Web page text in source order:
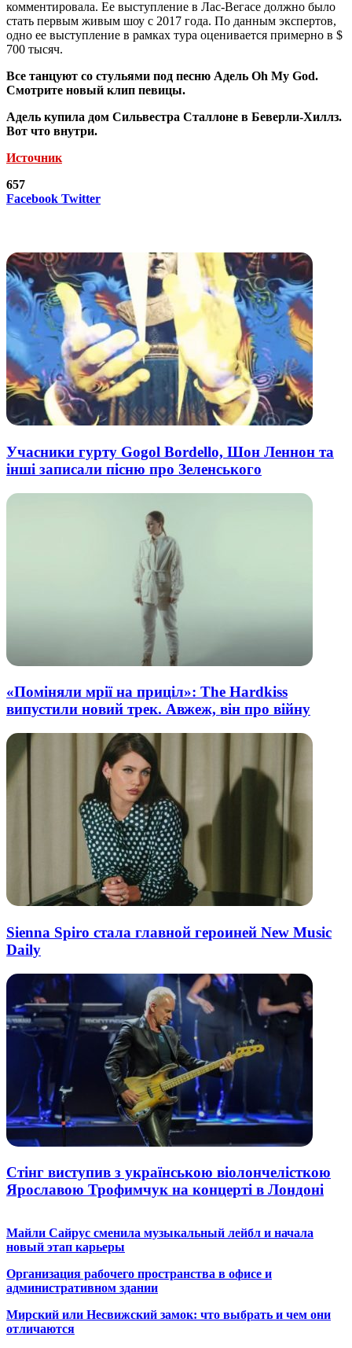
комментировала. Ее выступление в Лас-Вегасе должно было
стать первым живым шоу с 2017 года. По данным экспертов,
одно ее выступление в рамках тура оценивается примерно в $
700 тысяч.
Все танцуют со стульями под песню Адель Oh My God.
Смотрите новый клип певицы.
Адель купила дом Сильвестра Сталлоне в Беверли-Хиллз.
Вот что внутри.
Источник
657
Facebook TwitterLinkedIn
Tumblr
Reddit
Вконтакте
Одноклассники
Skype
Messenger
Messenger
WhatsApp
Telegram
Viber
Line
Поделиться
Печатать
Учасники гурту Gogol Bordello, Шон Леннон та
інші записали пісню про Зеленського
«Поміняли мрії на приціл»: The Hardkiss
випустили новий трек. Авжеж, він про війну
Sienna Spiro стала главной героиней New Music
Daily
Стінг виступив з українською віолончелісткою
Ярославою Трофимчук на концерті в Лондоні
Майли Сайрус сменила музыкальный лейбл и начала
новый этап карьеры
Организация рабочего пространства в офисе и
административном здании
Мирский или Несвижский замок: что выбрать и чем они
отличаются